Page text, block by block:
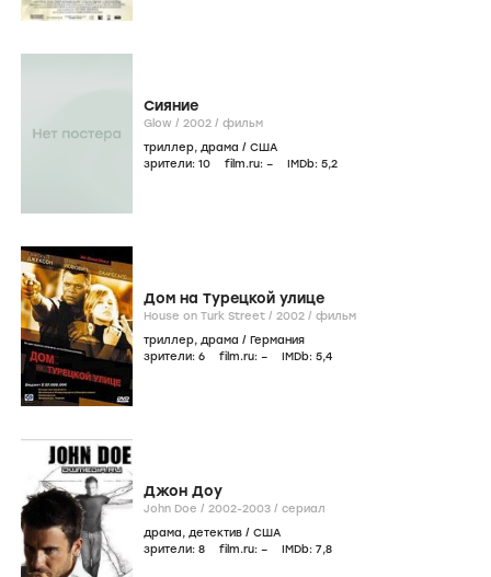
Сияние
Glow / 2002 / фильм
триллер, драма / США
зрители: 10 film.ru: – IMDb: 5,2
Дом на Турецкой улице
House on Turk Street / 2002 / фильм
триллер, драма / Германия
зрители: 6 film.ru: – IMDb: 5,4
Джон Доу
John Doe / 2002-2003 / сериал
драма, детектив / США
зрители: 8 film.ru: – IMDb: 7,8